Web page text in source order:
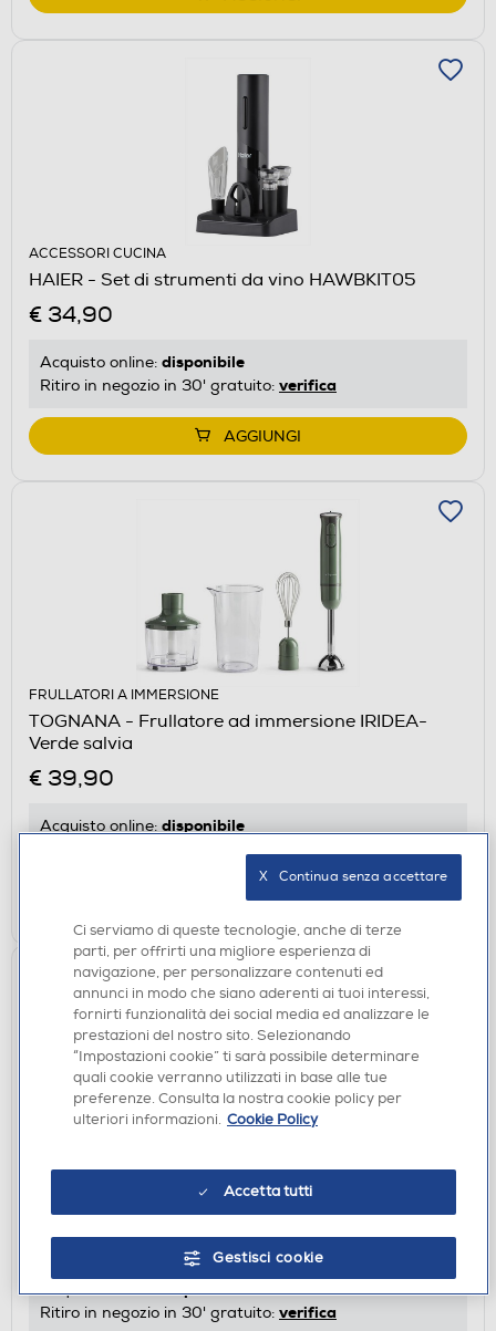
ACCESSORI CUCINA
HAIER - Set di strumenti da vino HAWBKIT05
€ 34,90
Acquisto online: disponibile
Ritiro in negozio in 30' gratuito: verifica
AGGIUNGI
FRULLATORI A IMMERSIONE
TOGNANA - Frullatore ad immersione IRIDEA-
Verde salvia
€ 39,90
Acquisto online: disponibile
AGGIUNGI
SMEG - Bollitore Standard 50's Style –
€ 169,00
Acquisto online:disponibile
Ritiro in negozio in 30' gratuito: verifica
Ci serviamo di queste tecnologie, anche di terze
parti, per offrirti una migliore esperienza di
navigazione, per personalizzare contenuti ed
annunci in modo che siano aderenti ai tuoi interessi,
fornirti funzionalità dei social media ed analizzare le
prestazioni del nostro sito. Selezionando
“Impostazioni cookie” ti sarà possibile determinare
quali cookie verranno utilizzati in base alle tue
preferenze. Consulta la nostra cookie policy per
ulteriori informazioni. Cookie Policy
Accetta tutti
Gestisci cookie
X   Continua senza accettare